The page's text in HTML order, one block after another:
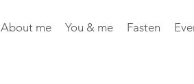
About me You & me Fasten